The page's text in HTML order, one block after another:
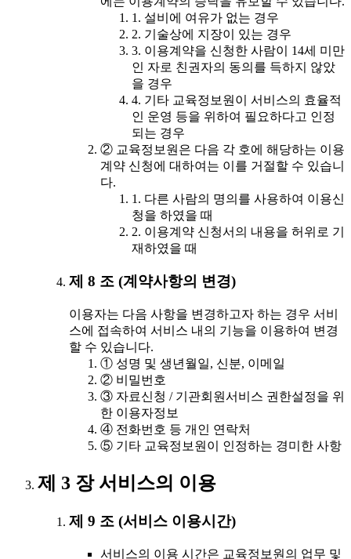
1. 설비에 여유가 없는 경우
2. 기술상에 지장이 있는 경우
3. 이용계약을 신청한 사람이 14세 미만
인 자로 친권자의 동의를 득하지 않았
을 경우
4. 기타 교육정보원이 서비스의 효율적
인 운영 등을 위하여 필요하다고 인정
되는 경우
② 교육정보원은 다음 각 호에 해당하는 이용
계약 신청에 대하여는 이를 거절할 수 있습니
다.
1. 다른 사람의 명의를 사용하여 이용신
청을 하였을 때
2. 이용계약 신청서의 내용을 허위로 기
재하였을 때
제 8 조 (계약사항의 변경)
이용자는 다음 사항을 변경하고자 하는 경우 서비
스에 접속하여 서비스 내의 기능을 이용하여 변경
할 수 있습니다.
① 성명 및 생년월일, 신분, 이메일
② 비밀번호
③ 자료신청 / 기관회원서비스 권한설정을 위
한 이용자정보
④ 전화번호 등 개인 연락처
⑤ 기타 교육정보원이 인정하는 경미한 사항
제 3 장 서비스의 이용
제 9 조 (서비스 이용시간)
서비스의 이용 시간은 교육정보원의 업무 및